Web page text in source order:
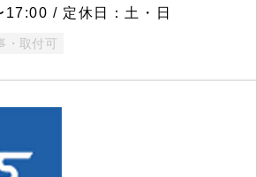
/ 定休日：土・日
・取付可